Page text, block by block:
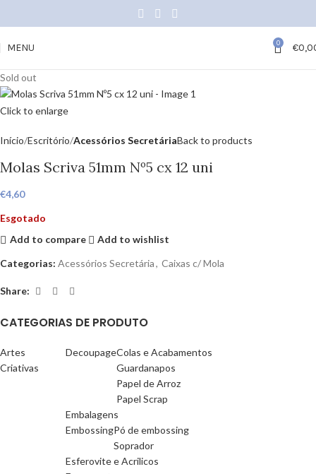
MENU 0 €
Sold out
Click to enlarge
Início Escritório Acessórios SecretáriaBack to products
Molas Scriva 51mm Nº5 cx 12 uni
€4,60
Esgotado
Add to compare
Add to wishlist
Categorias: Acessórios Secretária, Caixas c/ Mola
Share:
CATEGORIAS DE PRODUTO
Artes
Criativas
DecoupageColas e Acabamentos
Guardanapos
Papel de Arroz
Papel Scrap
Embalagens
EmbossingPó de embossing
Soprador
Esferovite e Acrilicos